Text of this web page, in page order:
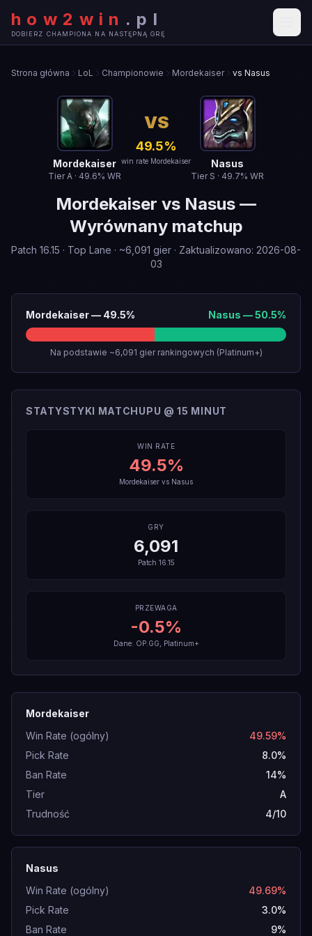
how2win . pl
DOBIERZ CHAMPIONA NA NASTĘPNĄ GRĘ
Strona główna LoL Championowie Mordekaiser vs Nasus
Mordekaiser
TierA · 49.6% WR
VS
49.5%
win rate Mordekaiser Nasus
Tier S · 49.7% WR
Mordekaiser vs Nasus —
Wyrównany matchup
Patch 16.15 · Top Lane · ~6,091 gier · Zaktualizowano: 2026-08-
03
Mordekaiser— 49.5% Nasus —50.5%
Na podstawie ~6,091 gier rankingowych (Platinum+)
STATYSTYKI MATCHUPU @ 15 MINUT
WIN RATE
49.5%
Mordekaiser vs Nasus
GRY
6,091
Patch 16.15
PRZEWAGA
-0.5%
Dane: OP.GG, Platinum+
Mordekaiser
Win Rate (ogólny)
49.59%
Pick Rate
8.0%
Ban Rate
14%
Tier
A
Trudność
4/10
Nasus
Win Rate (ogólny)
49.69%
Pick Rate
3.0%
Ban Rate
9%